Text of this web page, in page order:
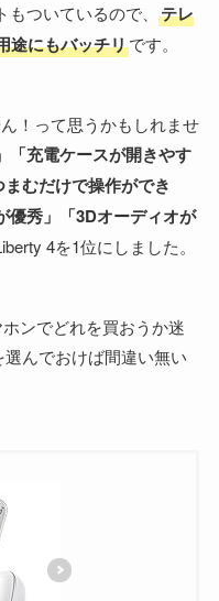
ついているので、 テレ
途にもバッチリです。
！って思うかもしれませ
「充電ケースが開きやす
むだけで操作ができ
優秀」「3Dオーディオが
4を1位にしました。
ンでどれを買おうか迷
選んでおけば間違い無い